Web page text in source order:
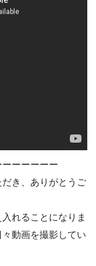
ーーーーー
き、ありがとうご
れることになりま
動画を撮影してい